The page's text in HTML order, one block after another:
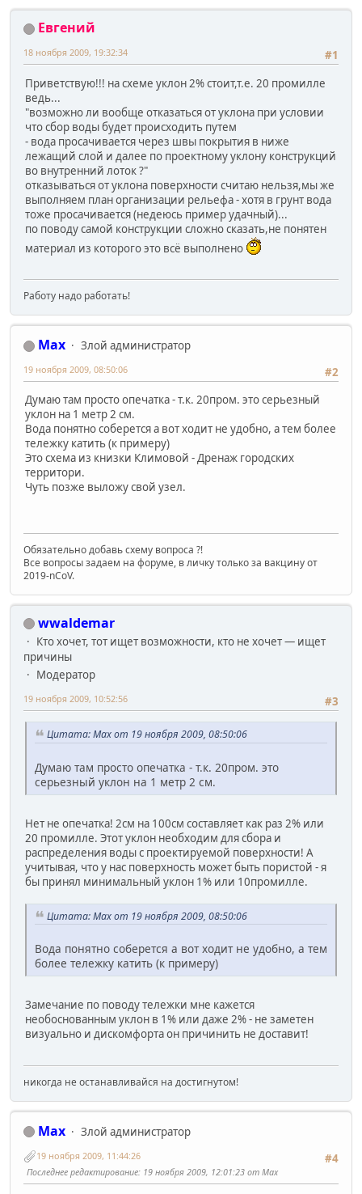
Евгений
#1
18 ноября 2009, 19:32:34
Приветствую!!! на схеме уклон 2% стоит,т.е. 20 промилле
ведь...
"возможно ли вообще отказаться от уклона при условии
что сбор воды будет происходить путем
- вода просачивается через швы покрытия в ниже
лежащий слой и далее по проектному уклону конструкций
во внутренний лоток ?"
отказываться от уклона поверхности считаю нельзя,мы же
выполняем план организации рельефа - хотя в грунт вода
тоже просачивается (недеюсь пример удачный)...
по поводу самой конструкции сложно сказать,не понятен
материал из которого это всё выполнено
Работу надо работать!
Max
Злой администратор
#2
19 ноября 2009, 08:50:06
Думаю там просто опечатка - т.к. 20пром. это серьезный
уклон на 1 метр 2 см.
Вода понятно соберется а вот ходит не удобно, а тем более
тележку катить (к примеру)
Это схема из книзки Климовой - Дренаж городских
территори.
Чуть позже выложу свой узел.
Обязательно добавь схему вопроса ?!
Все вопросы задаем на форуме, в личку только за вакцину от
2019-nCoV.
wwaldemar
Кто хочет, тот ищет возможности, кто не хочет — ищет
причины
Модератор
#3
19 ноября 2009, 10:52:56
Цитата: Max от 19 ноября 2009, 08:50:06
Думаю там просто опечатка - т.к. 20пром. это
серьезный уклон на 1 метр 2 см.
Нет не опечатка! 2см на 100см составляет как раз 2% или
20 промилле. Этот уклон необходим для сбора и
распределения воды с проектируемой поверхности! А
учитывая, что у нас поверхность может быть пористой - я
бы принял минимальный уклон 1% или 10промилле.
Цитата: Max от 19 ноября 2009, 08:50:06
Вода понятно соберется а вот ходит не удобно, а тем
более тележку катить (к примеру)
Замечание по поводу тележки мне кажется
необоснованным уклон в 1% или даже 2% - не заметен
визуально и дискомфорта он причинить не доставит!
никогда не останавливайся на достигнутом!
Max
Злой администратор
#4
19 ноября 2009, 11:44:26
Последнее редактирование: 19 ноября 2009, 12:01:23 от Max